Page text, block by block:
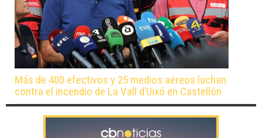
Más de 400 efectivos y 25 medios aéreos luchan
contra el incendio de La Vall d’Uixó en Castellón